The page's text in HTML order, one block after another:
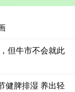
但牛市不会就此
健脾排湿 养出轻